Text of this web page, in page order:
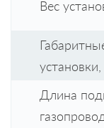
Вес
Длина